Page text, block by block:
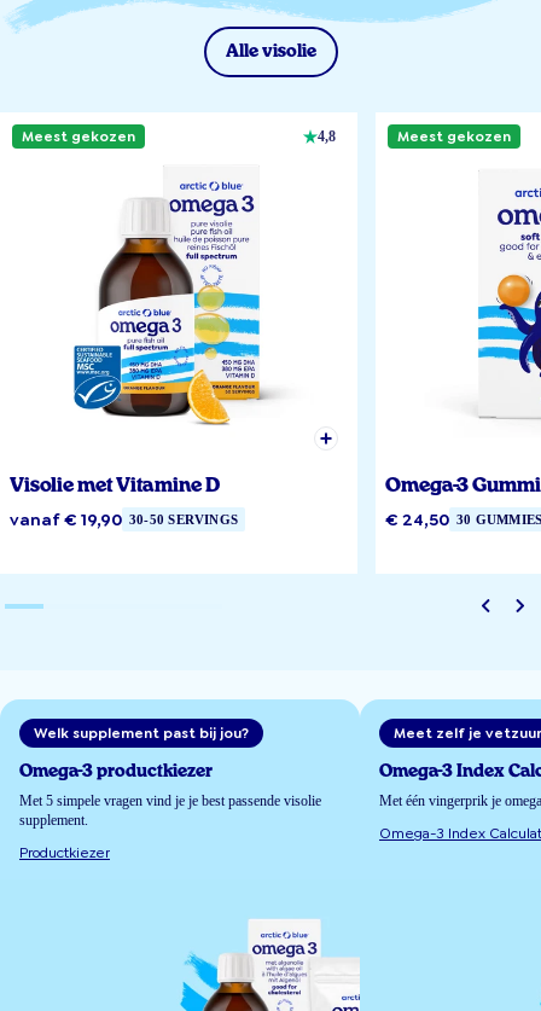
Alle visolie
Meest gekozen 4,8
Visolie met Vitamine D
vanaf € 19,90 30-50 SERVINGS
Meest gekozen
Omega-3
€ 24,50 30
Welk supplement past bij jou?
Omega-3 productkiezer
Met 5 simpele vragen vind je je best passende visolie
supplement.
Productkiezer
Meet zelf je
Omega-3 Index
Met één vingerprik je
Omega-3 Index